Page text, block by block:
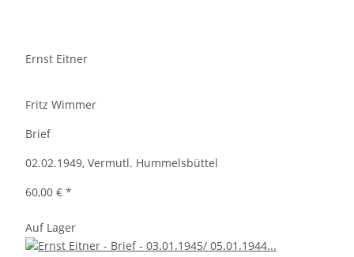
Ernst Eitner
Fritz Wimmer
Brief
02.02.1949, Vermutl. Hummelsbüttel
60,00 € *
Auf Lager